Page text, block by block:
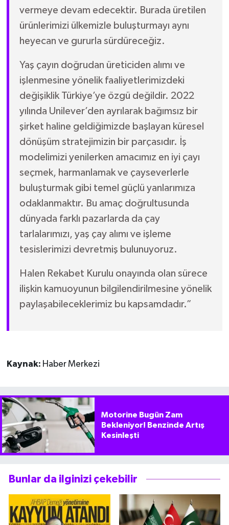
vermeye devam edecektir. Burada üretilen
ürünlerimizi ülkemizle buluşturmayı aynı
heyecan ve gururla sürdüreceğiz.
Yaş çayın doğrudan üreticiden alımı ve
işlenmesine yönelik faaliyetlerimizdeki
değişiklik Türkiye’ye özgü değildir. 2022
yılında Unilever’den ayrılarak bağımsız bir
şirket haline geldiğimizde başlayan küresel
dönüşüm stratejimizin bir parçasıdır. İş
modelimizi yenilerken amacımız en iyi çayı
seçmek, harmanlamak ve çayseverlerle
buluşturmak gibi temel güçlü yanlarımıza
odaklanmaktır. Bu amaç doğrultusunda
dünyada farklı pazarlarda da çay
tarlalarımızı, yaş çay alımı ve işleme
tesislerimizi devretmiş bulunuyoruz.
Halen Rekabet Kurulu onayında olan sürece
ilişkin kamuoyunun bilgilendirilmesine yönelik
paylaşabileceklerimiz bu kapsamdadır.”
Kaynak: Haber Merkezi
Motorine Bugün Zam
Bekleniyor! Benzinde Artış
Kesinleşti
Bunlar da ilginizi çekebilir